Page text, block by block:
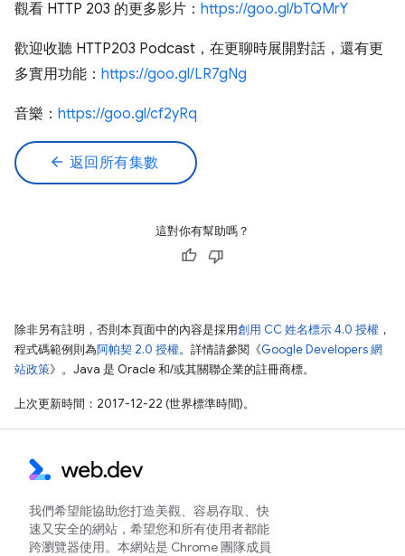
觀看 HTTP 203 的更多影片： https://goo.gl/bTQMrY
歡迎收聽 HTTP203 Podcast，在更聊時展開對話，還有更
多實用功能： https://goo.gl/LR7gNg
音樂： https://goo.gl/cf2yRq
arrow_back 返回所有集數
這對你有幫助嗎？
除非另有註明，否則本頁面中的內容是採用創用 CC 姓名標示 4.0 授權 ，
程式碼範例則為阿帕契 2.0 授權。詳情請參閱《Google Developers 網
站政策》。Java 是 Oracle 和/或其關聯企業的註冊商標。
上次更新時間：2017-12-22 (世界標準時間)。
我們希望能協助您打造美觀、容易存取、快
速又安全的網站，希望您和所有使用者都能
跨瀏覽器使用。本網站是 Chrome 團隊成員